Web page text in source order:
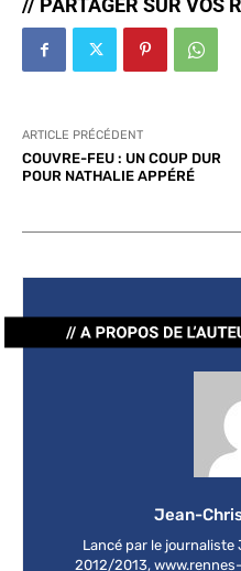
// PARTAGER SUR VOS
ARTICLE PRÉCÉDENT
COUVRE-FEU : UN COUP DUR
POUR NATHALIE APPÉRÉ
Jean-
Lancé par le
2012/2013,